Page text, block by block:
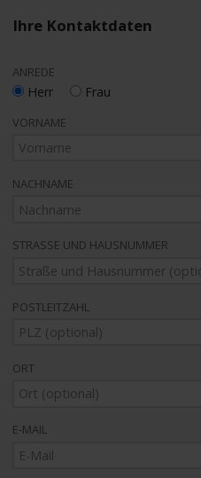
Ihre Kontaktdaten
ANREDE
Herr Frau
VORNAME
NACHNAME
STRASSE UND HAUSNUMMER
POSTLEITZAHL
ORT
E-MAIL